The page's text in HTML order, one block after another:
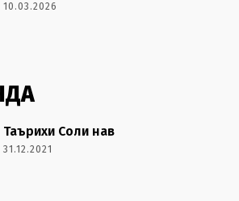
10.03.2026
Таърихи Соли нав
31.12.2021